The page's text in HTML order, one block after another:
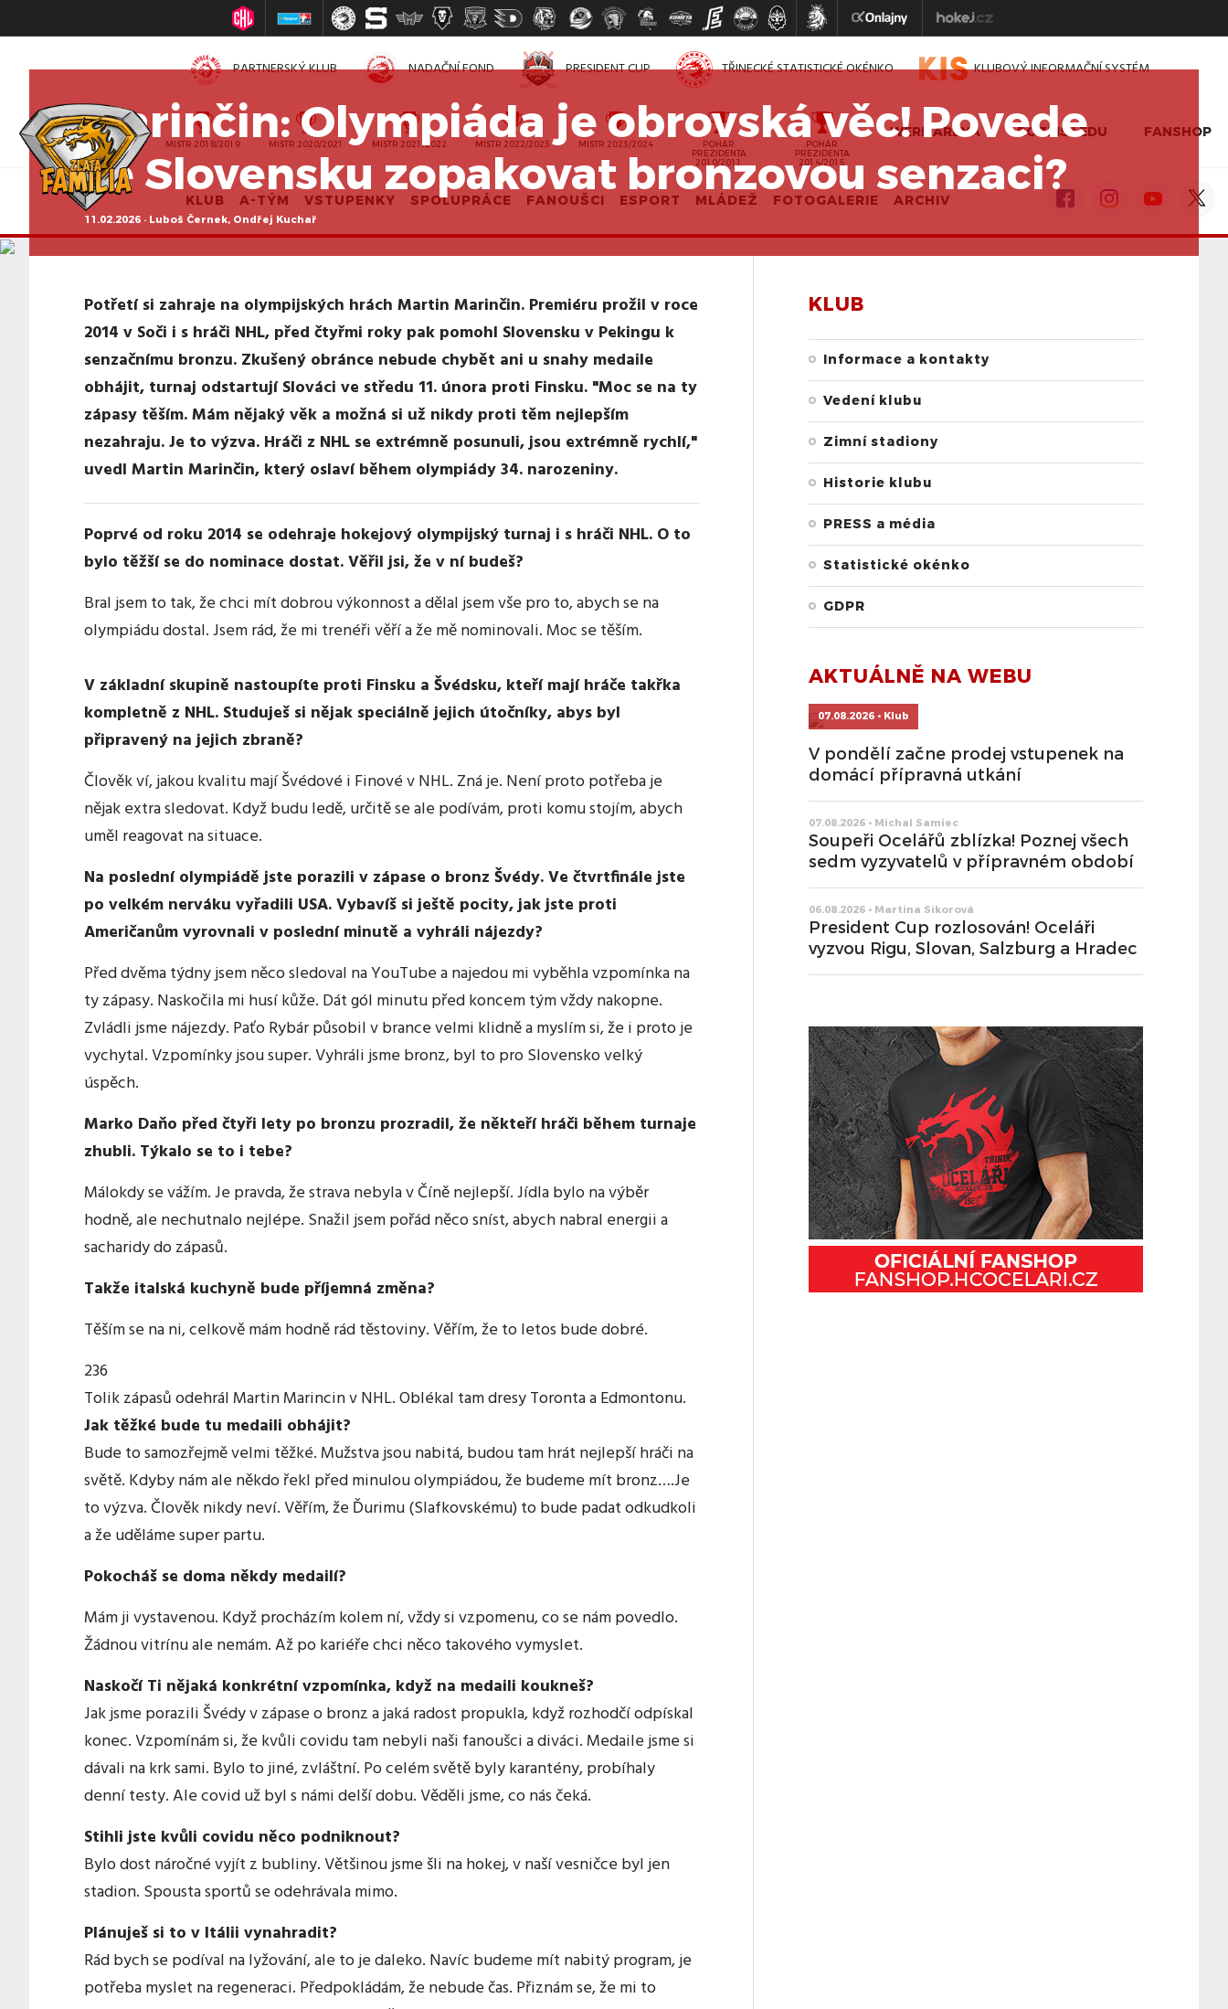
PARTNERSKÝ KLUB NADAČNÍ FOND PRESIDENT CUP TŘINECKÉ STATISTICKÉ OKÉNKO KLUBOVÝ INFORMAČNÍ SYSTÉM
MISTR 2010/2011 MISTR 2018/2019 MISTR 2020/2021 MISTR 2021/2022 MISTR 2022/2023 MISTR 2023/2024
POHÁR
PREZIDENTA
2010/2011
POHÁR
PREZIDENTA
2014/2015
WERK ARENA ROZPIS LEDU FANSHOP
KLUB A-TÝM VSTUPENKY SPOLUPRÁCE FANOUŠCI ESPORT MLÁDEŽ FOTOGALERIE ARCHIV
Marinčin: Olympiáda je obrovská věc! Povede
se Slovensku zopakovat bronzovou senzaci?
11.02.2026 · Luboš Černek, Ondřej Kuchař
Potřetí si zahraje na olympijských hrách Martin Marinčin. Premiéru prožil v roce
2014 v Soči i s hráči NHL, před čtyřmi roky pak pomohl Slovensku v Pekingu k
senzačnímu bronzu. Zkušený obránce nebude chybět ani u snahy medaile
obhájit, turnaj odstartují Slováci ve středu 11. února proti Finsku. "Moc se na ty
zápasy těším. Mám nějaký věk a možná si už nikdy proti těm nejlepším
nezahraju. Je to výzva. Hráči z NHL se extrémně posunuli, jsou extrémně rychlí,"
uvedl Martin Marinčin, který oslaví během olympiády 34. narozeniny.
Poprvé od roku 2014 se odehraje hokejový olympijský turnaj i s hráči NHL. O to
bylo těžší se do nominace dostat. Věřil jsi, že v ní budeš?
Bral jsem to tak, že chci mít dobrou výkonnost a dělal jsem vše pro to, abych se na
olympiádu dostal. Jsem rád, že mi trenéři věří a že mě nominovali. Moc se těším.
V základní skupině nastoupíte proti Finsku a Švédsku, kteří mají hráče takřka
kompletně z NHL. Studuješ si nějak speciálně jejich útočníky, abys byl
připravený na jejich zbraně?
Člověk ví, jakou kvalitu mají Švédové i Finové v NHL. Zná je. Není proto potřeba je
nějak extra sledovat. Když budu ledě, určitě se ale podívám, proti komu stojím, abych
uměl reagovat na situace.
Na poslední olympiádě jste porazili v zápase o bronz Švédy. Ve čtvrtfinále jste
po velkém nerváku vyřadili USA. Vybavíš si ještě pocity, jak jste proti
Američanům vyrovnali v poslední minutě a vyhráli nájezdy?
Před dvěma týdny jsem něco sledoval na YouTube a najedou mi vyběhla vzpomínka na
ty zápasy. Naskočila mi husí kůže. Dát gól minutu před koncem tým vždy nakopne.
Zvládli jsme nájezdy. Paťo Rybár působil v brance velmi klidně a myslím si, že i proto je
vychytal. Vzpomínky jsou super. Vyhráli jsme bronz, byl to pro Slovensko velký
úspěch.
Marko Daňo před čtyři lety po bronzu prozradil, že někteří hráči během turnaje
zhubli. Týkalo se to i tebe?
Málokdy se vážím. Je pravda, že strava nebyla v Číně nejlepší. Jídla bylo na výběr
hodně, ale nechutnalo nejlépe. Snažil jsem pořád něco sníst, abych nabral energii a
sacharidy do zápasů.
Takže italská kuchyně bude příjemná změna?
Těším se na ni, celkově mám hodně rád těstoviny. Věřím, že to letos bude dobré.
236
Tolik zápasů odehrál Martin Marincin v NHL. Oblékal tam dresy Toronta a Edmontonu.
Jak těžké bude tu medaili obhájit?
Bude to samozřejmě velmi těžké. Mužstva jsou nabitá, budou tam hrát nejlepší hráči na
světě. Kdyby nám ale někdo řekl před minulou olympiádou, že budeme mít bronz….Je
to výzva. Člověk nikdy neví. Věřím, že Ďurimu (Slafkovskému) to bude padat odkudkoli
a že uděláme super partu.
Pokocháš se doma někdy medailí?
Mám ji vystavenou. Když procházím kolem ní, vždy si vzpomenu, co se nám povedlo.
Žádnou vitrínu ale nemám. Až po kariéře chci něco takového vymyslet.
Naskočí Ti nějaká konkrétní vzpomínka, když na medaili koukneš?
Jak jsme porazili Švédy v zápase o bronz a jaká radost propukla, když rozhodčí odpískal
konec. Vzpomínám si, že kvůli covidu tam nebyli naši fanoušci a diváci. Medaile jsme si
dávali na krk sami. Bylo to jiné, zvláštní. Po celém světě byly karantény, probíhaly
denní testy. Ale covid už byl s námi delší dobu. Věděli jsme, co nás čeká.
Stihli jste kvůli covidu něco podniknout?
Bylo dost náročné vyjít z bubliny. Většinou jsme šli na hokej, v naší vesničce byl jen
stadion. Spousta sportů se odehrávala mimo.
Plánuješ si to v Itálii vynahradit?
Rád bych se podíval na lyžování, ale to je daleko. Navíc budeme mít nabitý program, je
potřeba myslet na regeneraci. Předpokládám, že nebude čas. Přiznám se, že mi to
KLUB
Informace a kontakty
Vedení klubu
Zimní stadiony
Historie klubu
PRESS a média
Statistické okénko
GDPR
AKTUÁLNĚ NA WEBU
07.08.2026 • Klub
V pondělí začne prodej vstupenek na
domácí přípravná utkání
07.08.2026 • Michal Samiec
Soupeři Ocelářů zblízka! Poznej všech
sedm vyzyvatelů v přípravném období
06.08.2026 • Martina Sikorová
President Cup rozlosován! Oceláři
vyzvou Rigu, Slovan, Salzburg a Hradec